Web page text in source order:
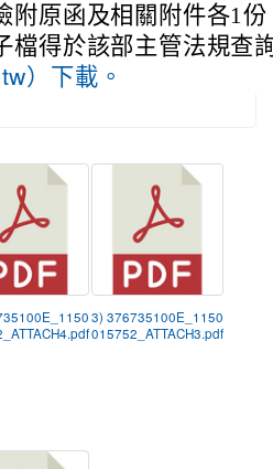
附原函及相關附件各1份
檔得於該部主管法規查
）下載。
3) 376735100E_1150
015752_ATTACH3.pdf